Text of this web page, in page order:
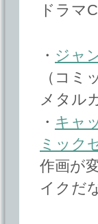
ドラマ
・ ジャ
（コミ
メタル
・ キャ
ミック
作画が
イクだ